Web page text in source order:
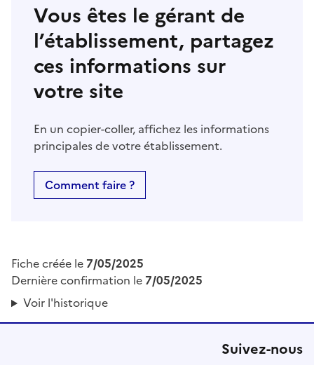
Vous êtes le gérant de
l’établissement, partagez
ces informations sur
votre site
En un copier-coller, affichez les informations
principales de votre établissement.
Comment faire ?
Fiche créée le 7/05/2025
Dernière confirmation le 7/05/2025
Voir l'historique
Suivez-nous